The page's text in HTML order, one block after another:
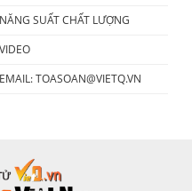
NĂNG SUẤT CHẤT LƯỢNG
VIDEO
EMAIL:TOASOAN@VIETQ.VN